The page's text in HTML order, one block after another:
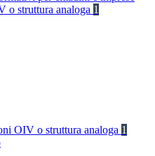
o struttura analoga 1
OIV o struttura analoga 1